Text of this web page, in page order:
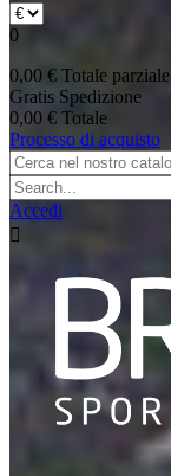
0
0,00 € Totale parziale
Gratis Spedizione
0,00 € Totale
Processo di acquisto
Accedi
